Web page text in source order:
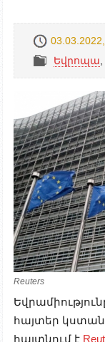
Եվրոպա
Reuters
հայտեր
հայտնում է